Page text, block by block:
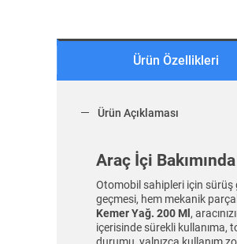
Ürün Özellikleri
Ürün Açıklaması
Araç İçi
Otomobil sahipleri için sürüş
geçmesi, hem mekanik
Kemer Yağ. 200 Ml ,
içerisinde sürekli kullanıma,